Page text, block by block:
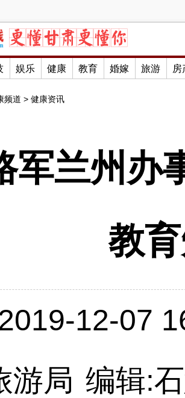
娱乐 健康 教育 婚嫁 旅游 房
频道 > 健康资讯
军兰州办
教
12-07
游局 编辑: